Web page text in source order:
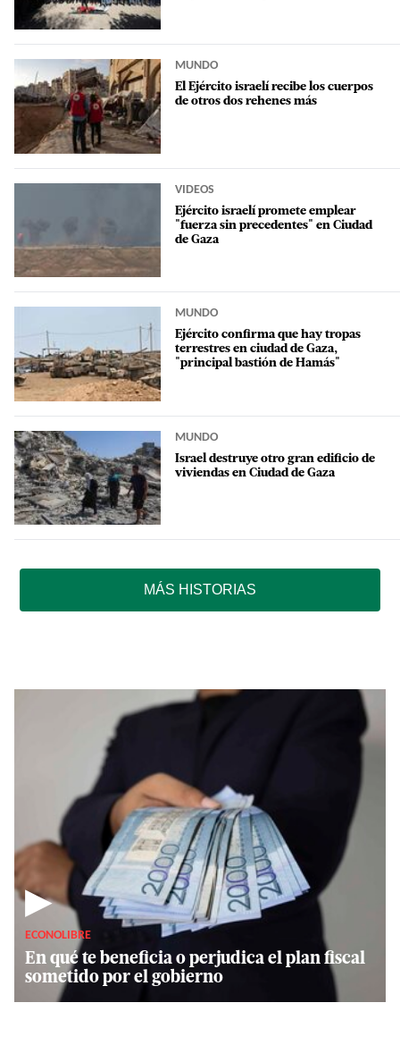
MUNDO
El Ejército israelí recibe los cuerpos
de otros dos rehenes más
VIDEOS
Ejército israelí promete emplear
"fuerza sin precedentes" en Ciudad
de Gaza
MUNDO
Ejército confirma que hay tropas
terrestres en ciudad de Gaza,
"principal bastión de Hamás"
MUNDO
Israel destruye otro gran edificio de
viviendas en Ciudad de Gaza
MÁS HISTORIAS
▶
ECONOLIBRE
En qué te beneficia o perjudica el plan fiscal
sometido por el gobierno